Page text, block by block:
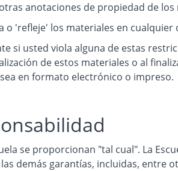
anotaciones de propiedad de los
o 'refleje' los materiales en cualquier
si usted viola alguna de estas
de estos materiales o al
en formato electrónico o impreso.
se proporcionan "tal cual". La
demás garantías, incluidas, entre